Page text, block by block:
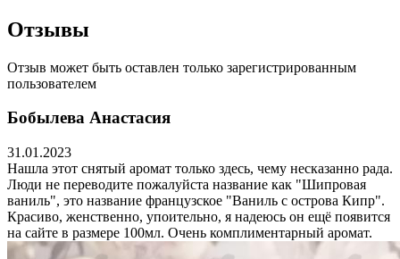
Отзывы
Отзыв может быть оставлен только зарегистрированным
пользователем
Бобылева Анастасия
31.01.2023
Нашла этот снятый аромат только здесь, чему несказанно рада.
Люди не переводите пожалуйста название как "Шипровая
ваниль", это название французское "Ваниль с острова Кипр".
Красиво, женственно, упоительно, я надеюсь он ещё появится
на сайте в размере 100мл. Очень комплиментарный аромат.